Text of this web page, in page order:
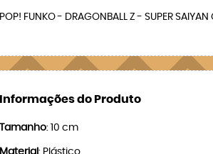
POP! FUNKO - DRAGONBALL Z - SUPER SAIYAN
Informações do Produto
Tamanho: 10 cm
Material : Plástico